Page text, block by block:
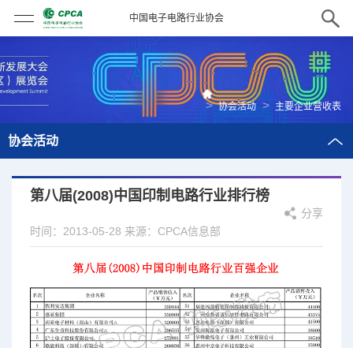
中国电子电路行业协会
> 协会活动 > 主要企业营收表
协会活动
第八届(2008)中国印制电路行业排行榜
分享
时间：2013-05-28 来源：CPCA信息部